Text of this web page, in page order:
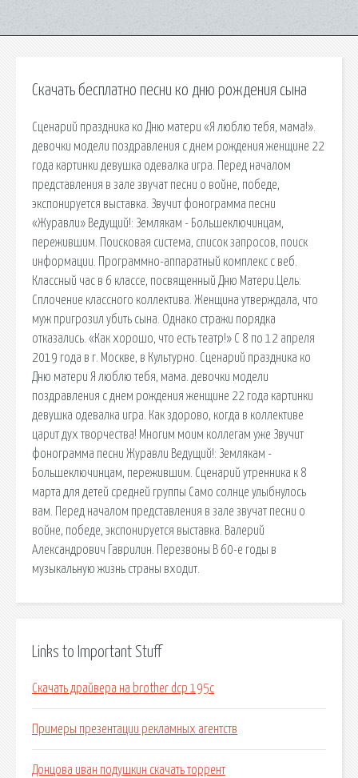
Скачать бесплатно песни ко дню рождения сына
Сценарий праздника ко Дню матери «Я люблю тебя, мама!».
девочки модели поздравления с днем рождения женщине 22
года картинки девушка одевалка игра. Перед началом
представления в зале звучат песни о войне, победе,
экспонируется выставка. Звучит фонограмма песни
«Журавли» Ведущий!: Землякам - Большеключинцам,
пережившим. Поисковая сиcтема, список запросов, поиск
информации. Программно-аппаратный комплекс с веб.
Классный час в 6 классе, посвященный Дню Матери.Цель:
Сплочение классного коллектива. Женщина утверждала, что
муж пригрозил убить сына. Однако стражи порядка
отказались. «Как хорошо, что есть театр!» С 8 по 12 апреля
2019 года в г. Москве, в Культурно. Сценарий праздника ко
Дню матери Я люблю тебя, мама. девочки модели
поздравления с днем рождения женщине 22 года картинки
девушка одевалка игра. Как здорово, когда в коллективе
царит дух творчества! Многим моим коллегам уже Звучит
фонограмма песни Журавли Ведущий!: Землякам -
Большеключинцам, пережившим. Сценарий утренника к 8
марта для детей средней группы Само солнце улыбнулось
вам. Перед началом представления в зале звучат песни о
войне, победе, экспонируется выставка. Валерий
Александрович Гаврилин. Перезвоны В 60-е годы в
музыкальную жизнь страны входит.
Links to Important Stuff
Скачать драйвера на brother dcp 195c
Примеры презентации рекламных агентств
Донцова иван подушкин скачать торрент